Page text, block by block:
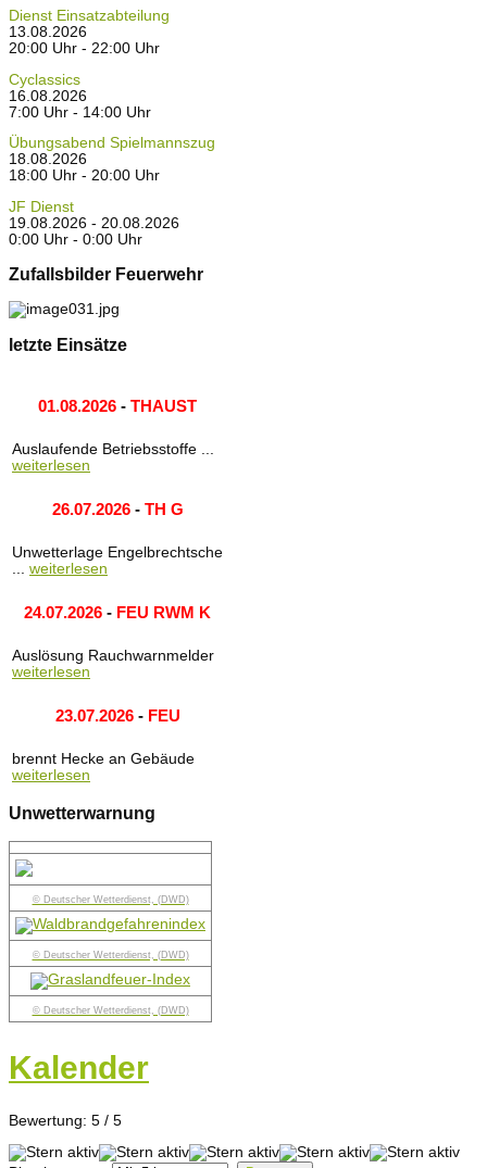
Dienst Einsatzabteilung
13.08.2026
20:00 Uhr - 22:00 Uhr
Cyclassics
16.08.2026
7:00 Uhr - 14:00 Uhr
Übungsabend Spielmannszug
18.08.2026
18:00 Uhr - 20:00 Uhr
JF Dienst
19.08.2026 - 20.08.2026
0:00 Uhr - 0:00 Uhr
Zufallsbilder Feuerwehr
letzte Einsätze
01.08.2026 - THAUST
Auslaufende Betriebsstoffe ...
weiterlesen
26.07.2026- TH G
Unwetterlage Engelbrechtsche
... weiterlesen
24.07.2026 - FEU RWM K
Auslösung Rauchwarnmelder
weiterlesen
23.07.2026- FEU
brennt Hecke an Gebäude
weiterlesen
Unwetterwarnung
© Deutscher Wetterdienst, (DWD)
© Deutscher Wetterdienst, (DWD)
© Deutscher Wetterdienst, (DWD)
Kalender
Bewertung: 5 / 5